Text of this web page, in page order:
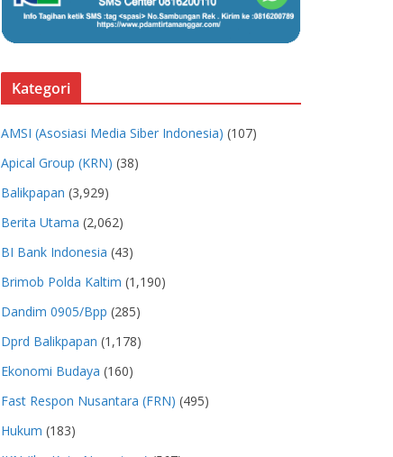
Kategori
AMSI (Asosiasi Media Siber Indonesia) (107)
Apical Group (KRN) (38)
Balikpapan (3,929)
Berita Utama (2,062)
BI Bank Indonesia (43)
Brimob Polda Kaltim (1,190)
Dandim 0905/Bpp (285)
Dprd Balikpapan (1,178)
Ekonomi Budaya (160)
Fast Respon Nusantara (FRN) (495)
Hukum (183)